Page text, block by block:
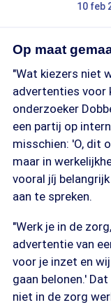
10 feb
Op maat
"Wat kiezers niet
advertenties voor
onderzoeker
een partij op
misschien: 'O, dit
maar in
vooral jíj
aan te spreken.
"Werk je in de
advertentie van
voor je inzet en
gaan belonen.'
niet in de zorg